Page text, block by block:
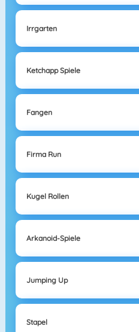
Irrgarten
Ketchapp Spiele
Fangen
Firma Run
Kugel Rollen
Arkanoid-Spiele
Jumping Up
Stapel